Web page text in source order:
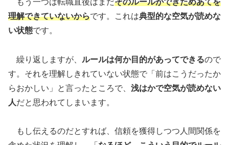
理解できていないからです。これは典型的な空気が読めな
い状態です。
繰り返しますが、 ルールは何か目的があってできるので
す。それを理解しきれていない状態で「前はこうだったか
らおかしい」と言ったところで、 浅はかで空気が読めない
人だと思われてしまいます。
もし伝えるのだとすれば、信頼を獲得しつつ人間関係を